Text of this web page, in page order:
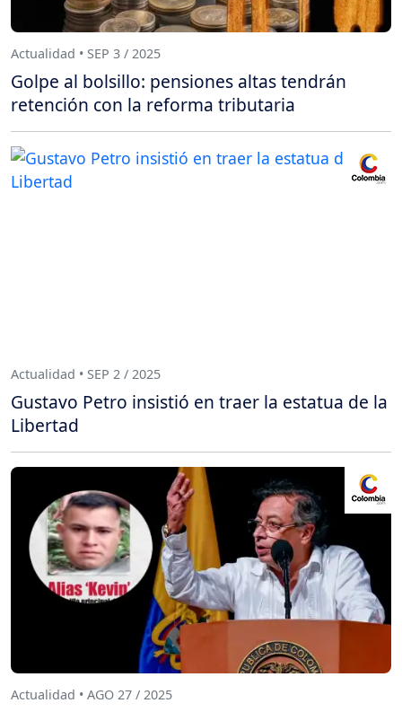
Actualidad • SEP 3 / 2025
Golpe al bolsillo: pensiones altas tendrán
retención con la reforma tributaria
Actualidad • SEP 2 / 2025
Gustavo Petro insistió en traer la estatua de la
Libertad
Actualidad • AGO 27 / 2025